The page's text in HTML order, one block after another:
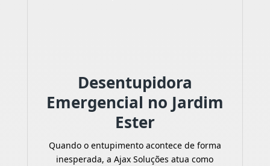
Desentupidora
Emergencial no Jardim
Ester
Quando o entupimento acontece de forma
inesperada, a Ajax Soluções atua como